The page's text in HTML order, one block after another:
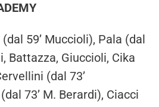
59’ Muccioli), Pala (dal
Battazza, Giuccioli, Cika
(dal 73’
73’ M. Berardi), Ciacci